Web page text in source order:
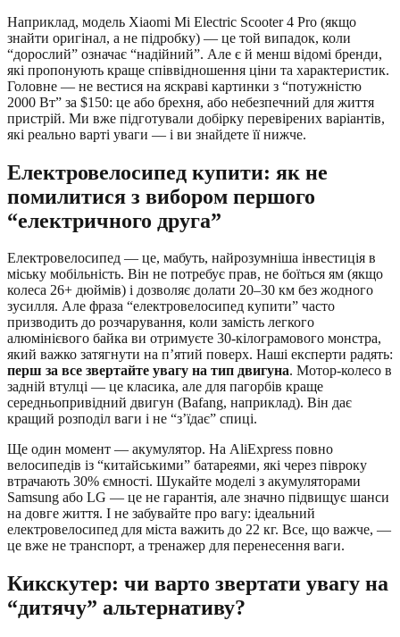
Наприклад, модель Xiaomi Mi Electric Scooter 4 Pro (якщо
знайти оригінал, а не підробку) — це той випадок, коли
“дорослий” означає “надійний”. Але є й менш відомі бренди,
які пропонують краще співвідношення ціни та характеристик.
Головне — не вестися на яскраві картинки з “потужністю
2000 Вт” за $150: це або брехня, або небезпечний для життя
пристрій. Ми вже підготували добірку перевірених варіантів,
які реально варті уваги — і ви знайдете її нижче.
Електровелосипед купити: як не
помилитися з вибором першого
“електричного друга”
Електровелосипед — це, мабуть, найрозумніша інвестиція в
міську мобільність. Він не потребує прав, не боїться ям (якщо
колеса 26+ дюймів) і дозволяє долати 20–30 км без жодного
зусилля. Але фраза “електровелосипед купити” часто
призводить до розчарування, коли замість легкого
алюмінієвого байка ви отримуєте 30-кілограмового монстра,
який важко затягнути на п’ятий поверх. Наші експерти радять:
перш за все звертайте увагу на тип двигуна. Мотор-колесо в
задній втулці — це класика, але для пагорбів краще
середньопривідний двигун (Bafang, наприклад). Він дає
кращий розподіл ваги і не “з’їдає” спиці.
Ще один момент — акумулятор. На AliExpress повно
велосипедів із “китайськими” батареями, які через півроку
втрачають 30% ємності. Шукайте моделі з акумуляторами
Samsung або LG — це не гарантія, але значно підвищує шанси
на довге життя. І не забувайте про вагу: ідеальний
електровелосипед для міста важить до 22 кг. Все, що важче, —
це вже не транспорт, а тренажер для перенесення ваги.
Кикскутер: чи варто звертати увагу на
“дитячу” альтернативу?